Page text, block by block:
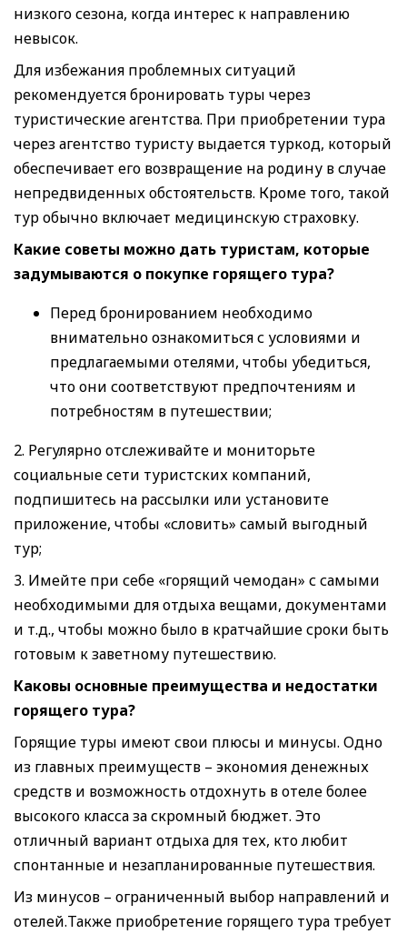
низкого сезона, когда интерес к направлению
невысок.
Для избежания проблемных ситуаций
рекомендуется бронировать туры через
туристические агентства. При приобретении тура
через агентство туристу выдается туркод, который
обеспечивает его возвращение на родину в случае
непредвиденных обстоятельств. Кроме того, такой
тур обычно включает медицинскую страховку.
Какие советы можно дать туристам, которые
задумываются о покупке горящего тура?
Перед бронированием необходимо
внимательно ознакомиться с условиями и
предлагаемыми отелями, чтобы убедиться,
что они соответствуют предпочтениям и
потребностям в путешествии;
2. Регулярно отслеживайте и мониторьте
социальные сети туристских компаний,
подпишитесь на рассылки или установите
приложение, чтобы «словить» самый выгодный
тур;
3. Имейте при себе «горящий чемодан» с самыми
необходимыми для отдыха вещами, документами
и т.д., чтобы можно было в кратчайшие сроки быть
готовым к заветному путешествию.
Каковы основные преимущества и недостатки
горящего тура?
Горящие туры имеют свои плюсы и минусы. Одно
из главных преимуществ – экономия денежных
средств и возможность отдохнуть в отеле более
высокого класса за скромный бюджет. Это
отличный вариант отдыха для тех, кто любит
спонтанные и незапланированные путешествия.
Из минусов – ограниченный выбор направлений и
отелей.Также приобретение горящего тура требует